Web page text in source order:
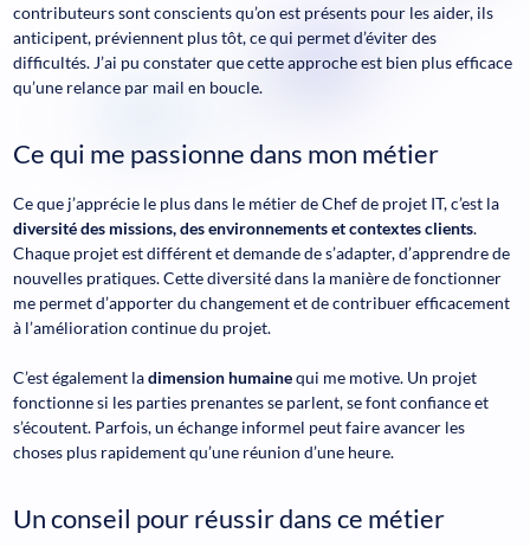
contributeurs sont conscients qu’on est présents pour les aider, ils
anticipent, préviennent plus tôt, ce qui permet d’éviter des
difficultés. J’ai pu constater que cette approche est bien plus efficace
qu’une relance par mail en boucle.
Ce qui me passionne dans mon métier
Ce que j’apprécie le plus dans le métier de Chef de projet IT, c’est la
diversité des missions, des environnements et contextes clients.
Chaque projet est différent et demande de s’adapter, d’apprendre de
nouvelles pratiques. Cette diversité dans la manière de fonctionner
me permet d’apporter du changement et de contribuer efficacement
à l’amélioration continue du projet.
C’est également ladimension humainequi me motive. Un projet
fonctionne si les parties prenantes se parlent, se font confiance et
s’écoutent. Parfois, un échange informel peut faire avancer les
choses plus rapidement qu’une réunion d’une heure.
Un conseil pour réussir dans ce métier